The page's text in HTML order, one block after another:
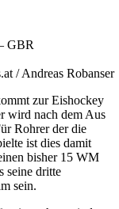
GBR
/ Andreas Robanser
zur Eishockey
wird nach dem Aus
Rohrer der die
ist dies damit
bisher 15 WM
seine dritte
sein.